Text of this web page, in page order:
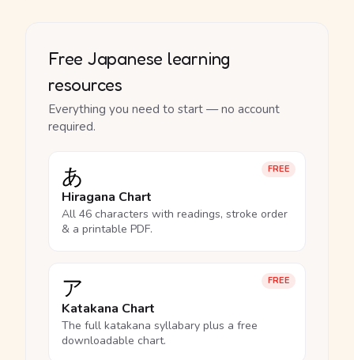
Free Japanese learning
resources
Everything you need to start — no account
required.
FREE
あ
Hiragana Chart
All 46 characters with readings, stroke order
& a printable PDF.
FREE
ア
Katakana Chart
The full katakana syllabary plus a free
downloadable chart.